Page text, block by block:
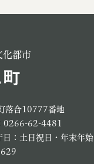
化都市
落合10777番地
62-4481
：土日祝日・年末年始